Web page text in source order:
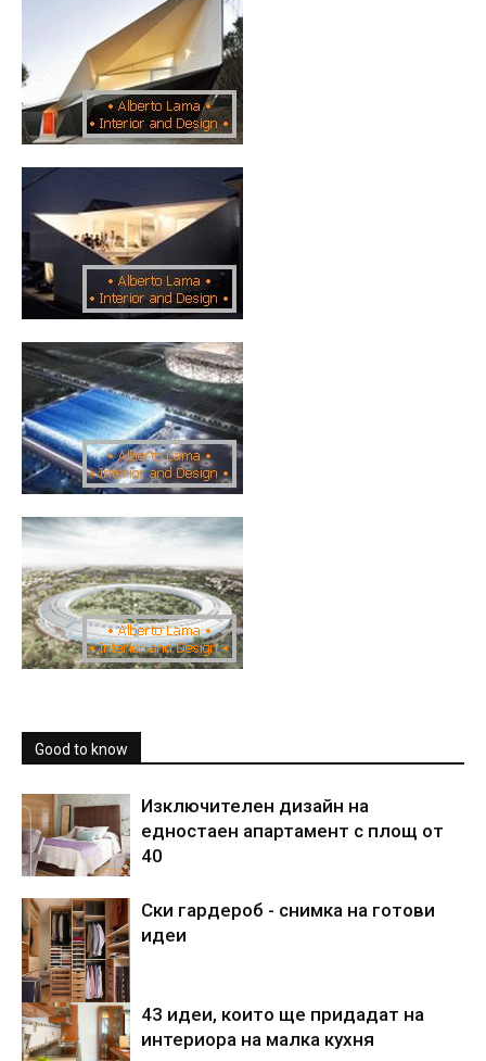
Good to know
Изключителен дизайн на
едностаен апартамент с площ от
40
Ски гардероб - снимка на готови
идеи
43 идеи, които ще придадат на
интериора на малка кухня